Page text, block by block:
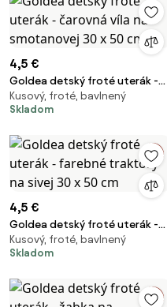
4,5 €
Goldea detský froté uterák -
čarovná víla na smotanovej 30
x 50 cm
Kusový, froté, bavlnený
Skladom
4,5 €
Goldea detský froté uterák -
farebné traktory na sivej 30 x
50 cm
Kusový, froté, bavlnený
Skladom